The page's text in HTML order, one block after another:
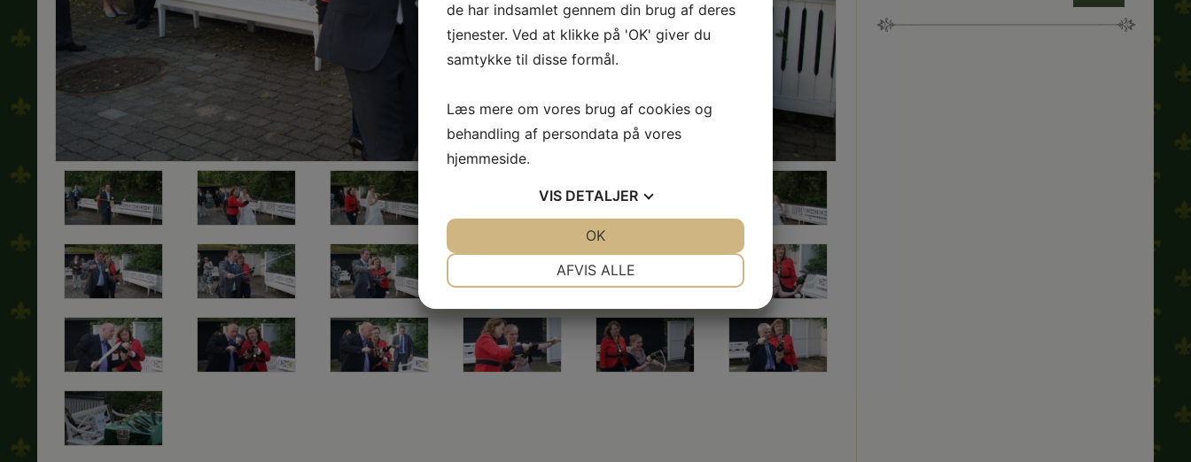
de har indsamlet gennem din brug af deres
tjenester. Ved at klikke på 'OK' giver du
samtykke til disse formål.
Læs mere om vores brug af cookies og
behandling af persondata på vores
hjemmeside.
VIS DETALJER
MARKETING STATISTIK
AFVIS ALLE
OK